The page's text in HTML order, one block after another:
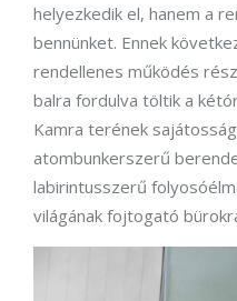
helyezkedik el, hanem a
bennünket. Ennek
rendellenes működés
balra fordulva töltik a
Kamra terének
atombunkerszerű
labirintusszerű
világának fojtogató